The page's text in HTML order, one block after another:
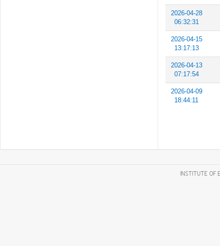
2026-04-28
06:32:31
2026-04-15
13:17:13
2026-04-13
07:17:54
2026-04-09
18:44:11
INSTITUTE OF